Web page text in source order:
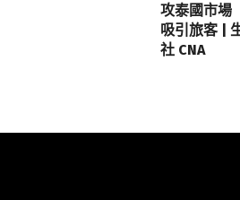
攻泰國市
吸引旅客 |
社 CNA